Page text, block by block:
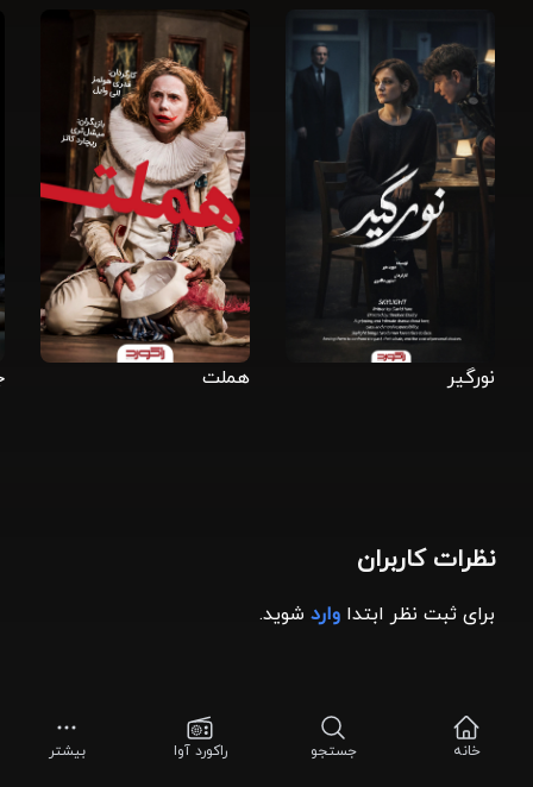
نورگیر هملت
نظرات کاربران
برای ثبت نظر ابتدا وارد شوید.
خانه جستجو راکورد آوا بیشتر